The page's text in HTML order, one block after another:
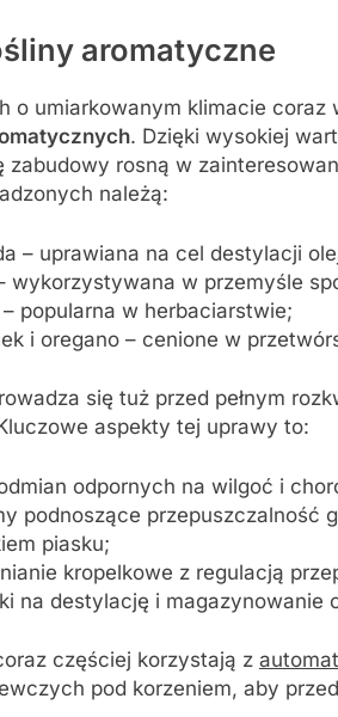
aromatyczne
o umiarkowanym klimacie
. Dzięki wysokiej
zabudowy rosną w
należą:
– uprawiana na cel destylacji
wykorzystywana w przemyśle
popularna w herbaciarstwie;
i oregano – cenione w
się tuż przed pełnym
aspekty tej uprawy to:
odpornych na wilgoć i
podnoszące przepuszczalność
piasku;
kropelkowe z regulacją
na destylację i magazynowanie
częściej korzystają z
pod korzeniem, aby